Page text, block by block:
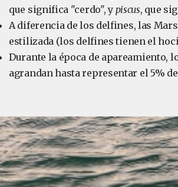
que significa "cerdo", y piscus, que
A diferencia de los delfines, las
estilizada (los delfines tienen el
Durante la época de apareamiento,
agrandan hasta representar el 5%